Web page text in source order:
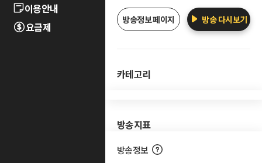
이용안내
요금제
방송정보 페이지 방송 다시보기
카테고리
방송지표
방송정보